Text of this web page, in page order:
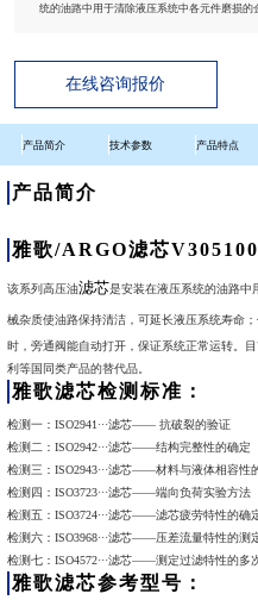
统的油路中用于清除液压系统中各元件磨损的
在线咨询报价
产品简介 技术参数 产品特点
产品简介
雅歌/ARGO滤芯
该系列高压油滤芯是安装在液压系统的油路中
械杂质使油路保持清洁，可延长液压系统寿命
时，旁通阀能自动打开，保证系统正常运转。
利等国同类产品的替代品。
雅歌滤芯检测标准：
检测一：ISO2941···滤芯—— 抗破裂的验证
检测二：ISO2942···滤芯——结构完整性的确定
检测三：ISO2943···滤芯——材料与液体相容性
检测四：ISO3723···滤芯——端向负荷实验方法
检测五：ISO3724···滤芯——滤芯疲劳特性的确
检测六：ISO3968···滤芯——压差流量特性的测
检测七：ISO4572···滤芯——测定过滤特性的多
雅歌滤芯参考型号：